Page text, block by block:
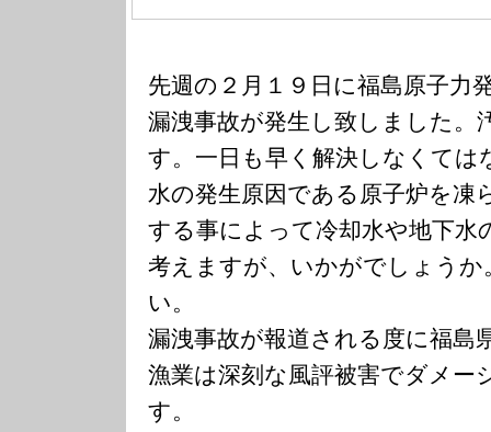
先週の２月１９日に福島原子力
漏洩事故が発生し致しました。
す。一日も早く解決しなくては
水の発生原因である原子炉を凍
する事によって冷却水や地下水
考えますが、いかがでしょう
い。
漏洩事故が報道される度に福島
漁業は深刻な風評被害でダメー
す。